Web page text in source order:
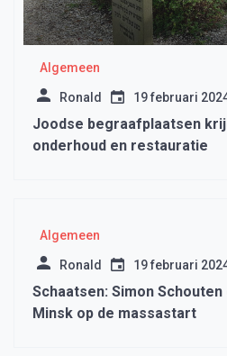
Algemeen
Ronald 19 februari
Joodse begraafplaatsen
onderhoud en restauratie
Algemeen
Ronald 19 februari
Schaatsen: Simon
Minsk op de massastart